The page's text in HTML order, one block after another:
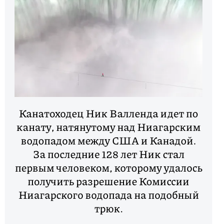
Канатоходец Ник Валленда идет по
канату, натянутому над Ниагарским
водопадом между США и Канадой.
За последние 128 лет Ник стал
первым человеком, которому удалось
получить разрешение Комиссии
Ниагарского водопада на подобный
трюк.